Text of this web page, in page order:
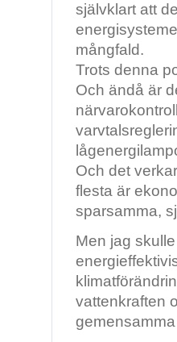
självklart att
mångfald.
Trots denna
Och ändå är
Och det
flesta är
sparsamma,
Men jag
vattenkraften